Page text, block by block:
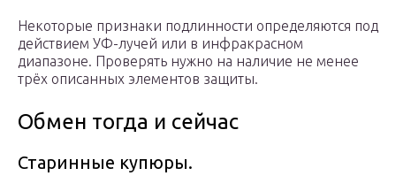
Некоторые признаки подлинности определяются под
действием УФ-лучей или в инфракрасном
диапазоне. Проверять нужно на наличие не менее
трёх описанных элементов защиты.
Обмен тогда и сейчас
Старинные купюры.